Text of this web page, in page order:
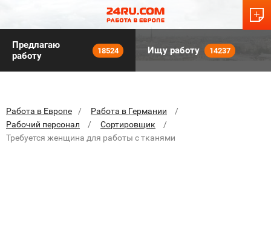
Предлагаю
работу
18524 Ищу работу 14237
Работа в Европе
Работа в Германии
Рабочий персонал
Сортировщик
Требуется женщина для работы с тканями